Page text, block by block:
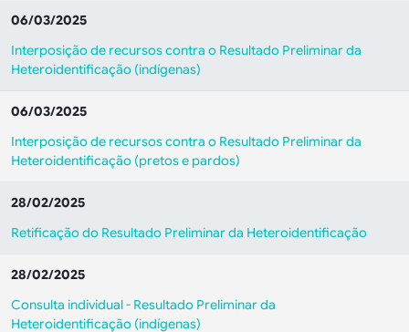
06/03/2025
Interposição de recursos contra o Resultado Preliminar da
Heteroidentificação (indígenas)
06/03/2025
Interposição de recursos contra o Resultado Preliminar da
Heteroidentificação (pretos e pardos)
28/02/2025
Retificação do Resultado Preliminar da Heteroidentificação
28/02/2025
Consulta individual - Resultado Preliminar da
Heteroidentificação (indígenas)